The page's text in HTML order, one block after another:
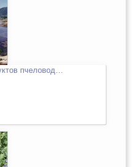
пчеловод…